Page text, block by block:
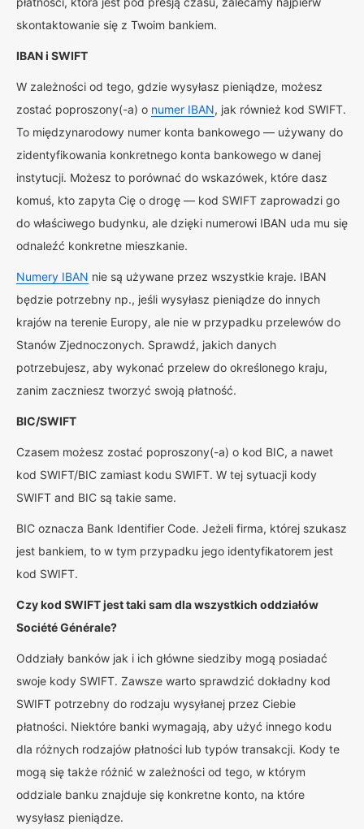
skontaktowanie się z Twoim bankiem.
IBAN i SWIFT
W zależności od tego, gdzie wysyłasz pieniądze, możesz
zostać poproszony(-a) o numer IBAN, jak również kod SWIFT.
To międzynarodowy numer konta bankowego — używany do
zidentyfikowania konkretnego konta bankowego w danej
instytucji. Możesz to porównać do wskazówek, które dasz
komuś, kto zapyta Cię o drogę — kod SWIFT zaprowadzi go
do właściwego budynku, ale dzięki numerowi IBAN uda mu się
odnaleźć konkretne mieszkanie.
Numery IBAN nie są używane przez wszystkie kraje. IBAN
będzie potrzebny np., jeśli wysyłasz pieniądze do innych
krajów na terenie Europy, ale nie w przypadku przelewów do
Stanów Zjednoczonych. Sprawdź, jakich danych
potrzebujesz, aby wykonać przelew do określonego kraju,
zanim zaczniesz tworzyć swoją płatność.
BIC/SWIFT
Czasem możesz zostać poproszony(-a) o kod BIC, a nawet
kod SWIFT/BIC zamiast kodu SWIFT. W tej sytuacji kody
SWIFT and BIC są takie same.
BIC oznacza Bank Identifier Code. Jeżeli firma, której szukasz
jest bankiem, to w tym przypadku jego identyfikatorem jest
kod SWIFT.
Czy kod SWIFT jest taki sam dla wszystkich oddziałów
Société Générale?
Oddziały banków jak i ich główne siedziby mogą posiadać
swoje kody SWIFT. Zawsze warto sprawdzić dokładny kod
SWIFT potrzebny do rodzaju wysyłanej przez Ciebie
płatności. Niektóre banki wymagają, aby użyć innego kodu
dla różnych rodzajów płatności lub typów transakcji. Kody te
mogą się także różnić w zależności od tego, w którym
oddziale banku znajduje się konkretne konto, na które
wysyłasz pieniądze.